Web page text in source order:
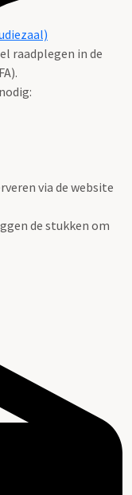
raadplegen in de
via de website
de stukken om